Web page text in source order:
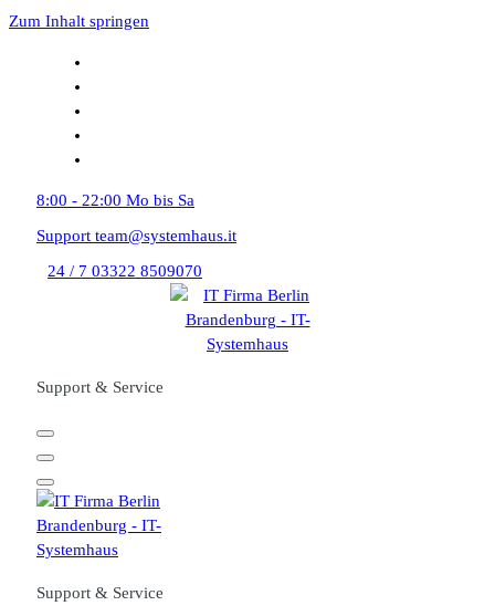
Zum Inhalt springen
8:00 - 22:00 Mo bis Sa
Support team@systemhaus.it
24 / 7 03322 8509070
Support & Service
Support & Service